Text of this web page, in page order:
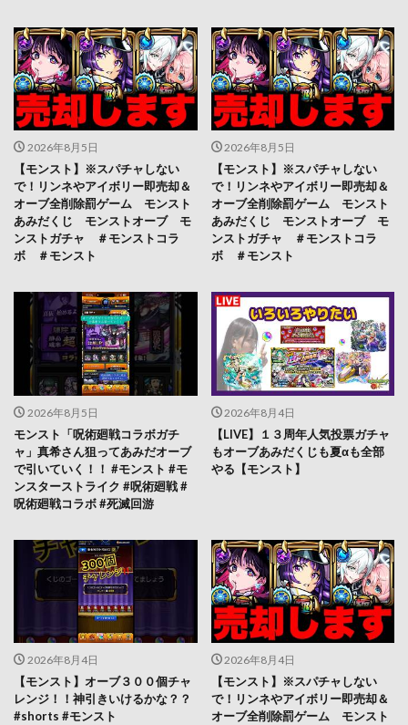
2026年8月5日
【モンスト】※スパチャしない
で！リンネやアイボリー即売却＆
オーブ全削除罰ゲーム モンスト
あみだくじ モンストオーブ モ
ンストガチャ ＃モンストコラ
ボ ＃モンスト
2026年8月5日
【モンスト】※スパチャしない
で！リンネやアイボリー即売却＆
オーブ全削除罰ゲーム モンスト
あみだくじ モンストオーブ モ
ンストガチャ ＃モンストコラ
ボ ＃モンスト
2026年8月5日
モンスト「呪術廻戦コラボガチ
ャ」真希さん狙ってあみだオーブ
で引いていく！！ #モンスト #モ
ンスターストライク #呪術廻戦 #
呪術廻戦コラボ #死滅回游
2026年8月4日
【LIVE】１３周年人気投票ガチャ
もオーブあみだくじも夏αも全部
やる【モンスト】
2026年8月4日
【モンスト】オーブ３００個チャ
レンジ！！神引きいけるかな？？
#shorts #モンスト
2026年8月4日
【モンスト】※スパチャしない
で！リンネやアイボリー即売却＆
オーブ全削除罰ゲーム モンスト